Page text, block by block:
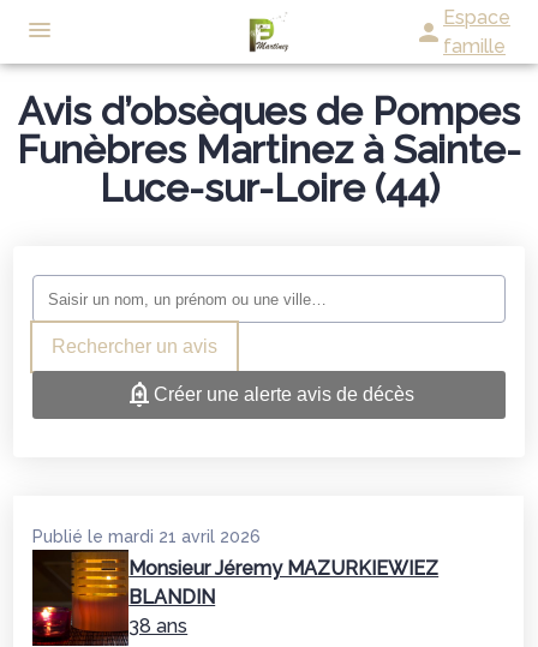
Espace
famille
NOS SERVICES
ORGANISER DES OBSÈQUES
MONUMENTS FUNÉRAIRES
SERVICES AUX FAMILLES
NOS AGENCES
SAFFRÉ
LES TOUCHES
NORT-SUR-ERDRE
TREILLIÈRES
LIVRE D’OR
NOS PRODUITS
ESPACES HOMMAGES
Avis d’obsèques de Pompes
Funèbres Martinez à Sainte-
Luce-sur-Loire (44)
Rechercher un avis
Créer une alerte avis de décès
Publié le mardi 21 avril 2026
Monsieur Jéremy MAZURKIEWIEZ
BLANDIN
38 ans